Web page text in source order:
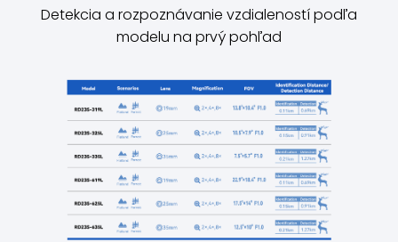
Detekcia a rozpoznávanie vzdialeností podľa
modelu na prvý pohľad